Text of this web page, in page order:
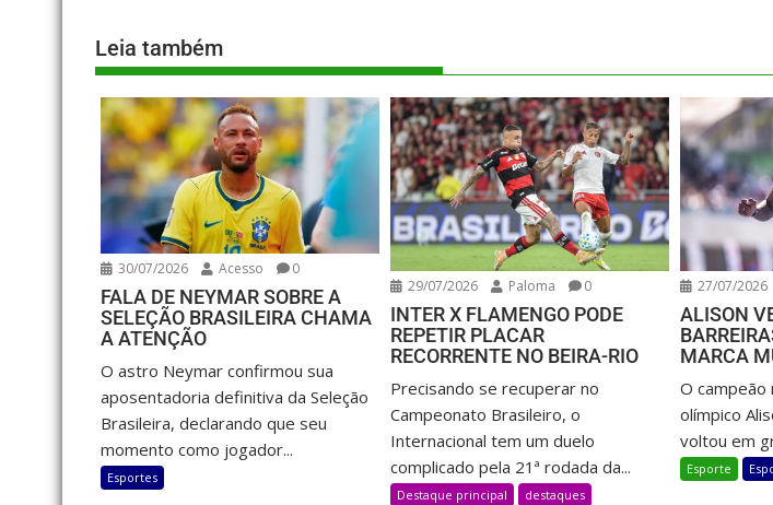
Leia também
30/07/2026 Acesso 0
FALA DE NEYMAR SOBRE A
SELEÇÃO BRASILEIRA CHAMA
A ATENÇÃO
O astro Neymar confirmou sua
aposentadoria definitiva da Seleção
Brasileira, declarando que seu
momento como jogador...
Esportes
29/07/2026 Paloma 0
INTER X FLAMENGO PODE
REPETIR PLACAR
RECORRENTE NO BEIRA-RIO
Precisando se recuperar no
Campeonato Brasileiro, o
Internacional tem um duelo
complicado pela 21ª rodada da...
Destaque principal
destaques
27/07/2026
ALISON
MARCA
O campeão
olímpico
voltou em
Esporte